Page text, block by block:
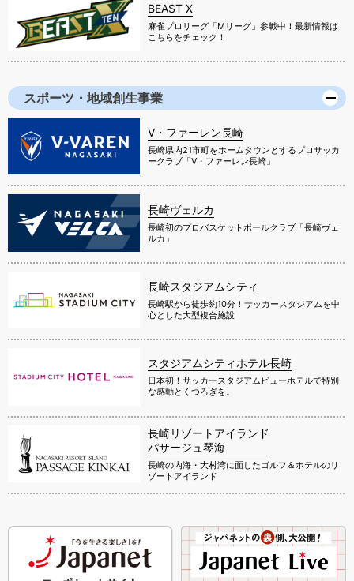
BEAST X
麻雀プロリーグ「Mリーグ」参戦中！最新情報は
こちらをチェック！
スポーツ・地域創生事業
V・ファーレン長崎
長崎県内21市町をホームタウンとするプロサッカ
ークラブ「V・ファーレン長崎」
長崎ヴェルカ
長崎初のプロバスケットボールクラブ「長崎ヴェ
ルカ」
長崎スタジアムシティ
長崎駅から徒歩約10分！サッカースタジアムを中
心とした大型複合施設
スタジアムシティホテル長崎
日本初！サッカースタジアムビューホテルで特別
な感動とくつろぎを。
長崎リゾートアイランド
パサージュ琴海
長崎の内海・大村湾に面したゴルフ＆ホテルのリ
ゾートアイランド